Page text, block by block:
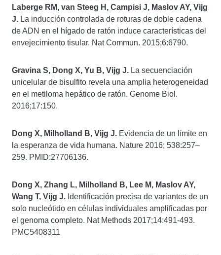
Laberge RM, van Steeg H, Campisi J, Maslov AY, Vijg
J. La inducción controlada de roturas de doble cadena
de ADN en el hígado de ratón induce características del
envejecimiento tisular. Nat Commun. 2015;6:6790.
Gravina S, Dong X, Yu B, Vijg J. La secuenciación
unicelular de bisulfito revela una amplia heterogeneidad
en el metiloma hepático de ratón. Genome Biol.
2016;17:150.
Dong X, Milholland B, Vijg J. Evidencia de un límite en
la esperanza de vida humana. Nature 2016; 538:257–
259. PMID:27706136.
Dong X, Zhang L, Milholland B, Lee M, Maslov AY,
Wang T, Vijg J. Identificación precisa de variantes de un
solo nucleótido en células individuales amplificadas por
el genoma completo. Nat Methods 2017;14:491-493.
PMC5408311